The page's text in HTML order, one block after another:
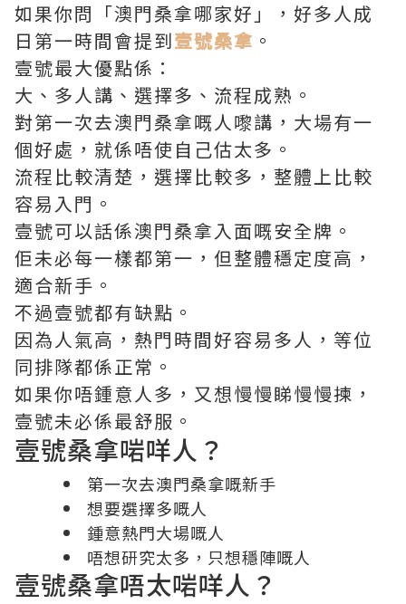
如果你問「澳門桑拿哪家好」，好多人成
日第一時間會提到壹號桑拿 。
壹號最大優點係：
大、多人講、選擇多、流程成熟。
對第一次去澳門桑拿嘅人嚟講，大場有一
個好處，就係唔使自己估太多。
流程比較清楚，選擇比較多，整體上比較
容易入門。
壹號可以話係澳門桑拿入面嘅安全牌。
佢未必每一樣都第一，但整體穩定度高，
適合新手。
不過壹號都有缺點。
因為人氣高，熱門時間好容易多人，等位
同排隊都係正常。
如果你唔鍾意人多，又想慢慢睇慢慢揀，
壹號未必係最舒服。
壹號桑拿啱咩人？
第一次去澳門桑拿嘅新手
想要選擇多嘅人
鍾意熱門大場嘅人
唔想研究太多，只想穩陣嘅人
壹號桑拿唔太啱咩人？